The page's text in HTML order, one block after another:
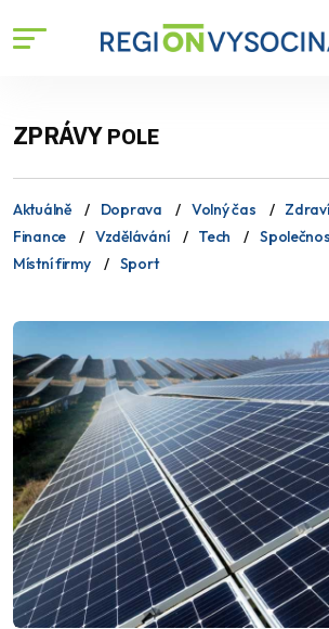
ZPRÁVYPOLE
Aktuálně Doprava Volný čas Zdraví
Finance
Vzdělávání Tech
Místní firmy
Sport